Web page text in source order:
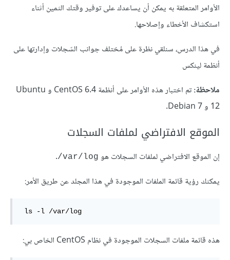
الأوامر المتعلقة به يمكن أن يساعدك على توفير وقتك الثمين أثناء
استكشاف الأخطاء وإصلاحها.
في هذا الدرس، سنلقي نظرة على مُختلف جوانب السّجلات وإدارتها على
أنظمة لينكس
ملاحظة:
تم اختبار هذه الأوامر على أنظمة CentOS 6.4 و Ubuntu
12 و Debian 7.
الموقع الافتراضي لملفات السجلات
إن الموقع الافتراضي لملفات السجلات هو var/log/
.
يمكنك رؤية قائمة الملفات الموجودة في هذا المجلد عن طريق الأمر:
ls -l /var/log
هذه قائمة ملفات السجلات الموجودة في نظام CentOS الخاص بي: